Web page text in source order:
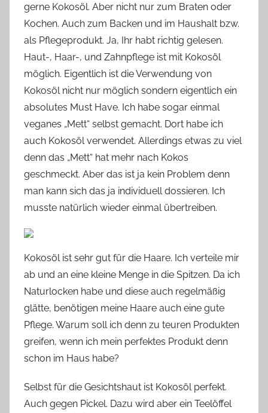
gerne Kokosöl. Aber nicht nur zum Braten oder
Kochen. Auch zum Backen und im Haushalt bzw.
als Pflegeprodukt. Ja, Ihr habt richtig gelesen.
Haut-, Haar-, und Zahnpflege ist mit Kokosöl
möglich. Eigentlich ist die Verwendung von
Kokosöl nicht nur möglich sondern eigentlich ein
absolutes Must Have. Ich habe sogar einmal
veganes „Mett“ selbst gemacht. Dort habe ich
auch Kokosöl verwendet. Allerdings etwas zu viel
denn das „Mett“ hat mehr nach Kokos
geschmeckt. Aber das ist ja kein Problem denn
man kann sich das ja individuell dossieren. Ich
musste natürlich wieder einmal übertreiben.
Kokosöl ist sehr gut für die Haare. Ich verteile mir
ab und an eine kleine Menge in die Spitzen. Da ich
Naturlocken habe und diese auch regelmäßig
glätte, benötigen meine Haare auch eine gute
Pflege. Warum soll ich denn zu teuren Produkten
greifen, wenn ich mein perfektes Produkt denn
schon im Haus habe?
Selbst für die Gesichtshaut ist Kokosöl perfekt.
Auch gegen Pickel. Dazu wird aber ein Teelöffel